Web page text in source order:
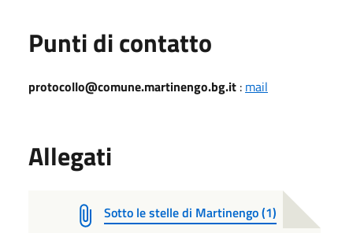
Punti di contatto
protocollo@comune.martinengo.bg.it : mail
Allegati
Sotto le stelle di Martinengo (1)